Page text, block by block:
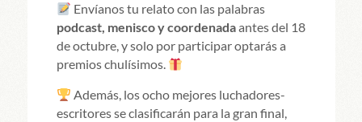
Envíanos tu relato con las palabras
podcast, menisco y coordenadaantes del 18
de octubre, y solo por participar optarás a
premios chulísimos.
Además, los ocho mejores luchadores-
escritores se clasificarán para la gran final,